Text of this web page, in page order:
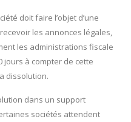
doit faire l’objet d’une
les annonces légales,
les administrations fiscale
jours à compter de cette
dissolution.
dans un support
sociétés attendent